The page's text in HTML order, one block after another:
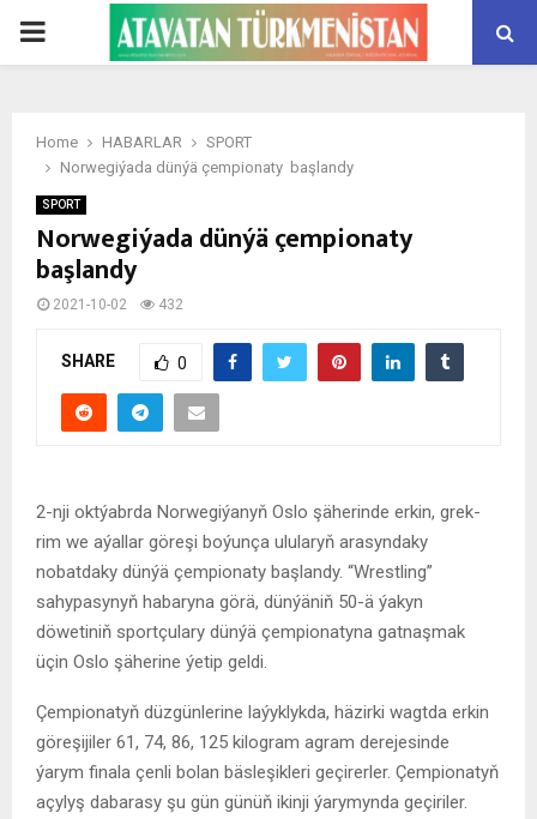
PRIMARY
Home HABARLAR
SPORT
Norwegiýada dünýä çempionaty başlandy
SPORT
Norwegiýada dünýä çempionaty
başlandy
2021-10-02 432
SHARE 0
2-nji oktýabrda Norwegiýanyň Oslo şäherinde erkin, grek-
rim we aýallar göreşi boýunça ulularyň arasyndaky
nobatdaky dünýä çempionaty başlandy. “Wrestling”
sahypasynyň habaryna görä, dünýäniň 50-ä ýakyn
döwetiniň sportçulary dünýä çempionatyna gatnaşmak
üçin Oslo şäherine ýetip geldi.
Çempionatyň düzgünlerine laýyklykda, häzirki wagtda erkin
göreşijiler 61, 74, 86, 125 kilogram agram derejesinde
ýarym finala çenli bolan bäsleşikleri geçirerler. Çempionatyň
açylyş dabarasy şu gün günüň ikinji ýarymynda geçiriler.